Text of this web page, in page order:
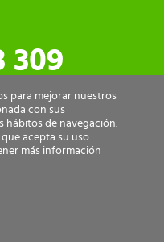
309
para mejorar nuestros
con sus
hábitos de navegación.
acepta su uso.
más información